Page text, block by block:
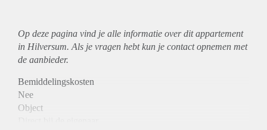
Op deze pagina vind je alle informatie over ditappartement
in Hilversum. Als je vragen hebt kun je contact opnemen met
de aanbieder.
Bemiddelingskosten
Nee
Object